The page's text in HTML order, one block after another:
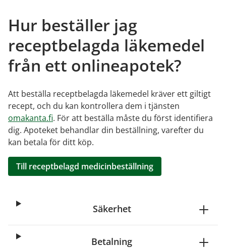
Hur beställer jag
receptbelagda läkemedel
från ett onlineapotek?
Att beställa receptbelagda läkemedel kräver ett giltigt
recept, och du kan kontrollera dem i tjänsten
omakanta.fi. För att beställa måste du först identifiera
dig. Apoteket behandlar din beställning, varefter du
kan betala för ditt köp.
Till receptbelagd medicinbeställning
Säkerhet
Betalning